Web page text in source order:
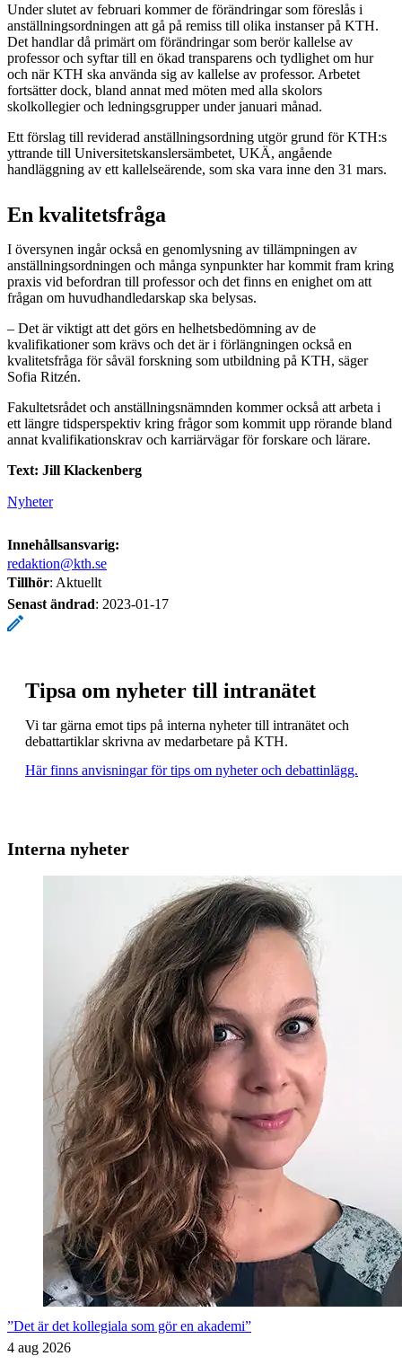
Under slutet av februari kommer de förändringar som föreslås i
anställningsordningen att gå på remiss till olika instanser på KTH.
Det handlar då primärt om förändringar som berör kallelse av
professor och syftar till en ökad transparens och tydlighet om hur
och när KTH ska använda sig av kallelse av professor. Arbetet
fortsätter dock, bland annat med möten med alla skolors
skolkollegier och ledningsgrupper under januari månad.
Ett förslag till reviderad anställningsordning utgör grund för KTH:s
yttrande till Universitetskanslersämbetet, UKÄ, angående
handläggning av ett kallelseärende, som ska vara inne den 31 mars.
En kvalitetsfråga
I översynen ingår också en genomlysning av tillämpningen av
anställningsordningen och många synpunkter har kommit fram kring
praxis vid befordran till professor och det finns en enighet om att
frågan om huvudhandledarskap ska belysas.
– Det är viktigt att det görs en helhetsbedömning av de
kvalifikationer som krävs och det är i förlängningen också en
kvalitetsfråga för såväl forskning som utbildning på KTH, säger
Sofia Ritzén.
Fakultetsrådet och anställningsnämnden kommer också att arbeta i
ett längre tidsperspektiv kring frågor som kommit upp rörande bland
annat kvalifikationskrav och karriärvägar för forskare och lärare.
Text: Jill Klackenberg
Nyheter
Innehållsansvarig:
redaktion@kth.se
Tillhör: Aktuellt
Senast ändrad: 2023-01-17
Tipsa om nyheter till intranätet
Vi tar gärna emot tips på interna nyheter till intranätet och
debattartiklar skrivna av medarbetare på KTH.
Här finns anvisningar för tips om nyheter och debattinlägg.
Interna nyheter
”Det är det kollegiala som gör en akademi”
4 aug 2026